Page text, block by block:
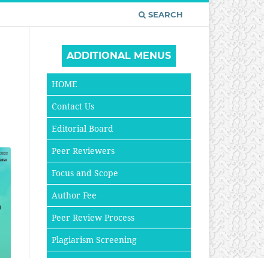
SEARCH
ADDITIONAL MENUS
HOME
Contact Us
Editorial Board
Peer Reviewers
Focus and Scope
Author Fee
Peer Review Process
Plagiarism Screening